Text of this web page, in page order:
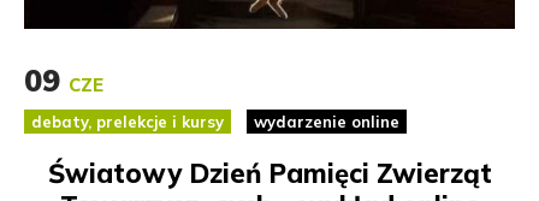
09 CZE
debaty, prelekcje i kursy wydarzenie online
Światowy Dzień Pamięci Zwierząt